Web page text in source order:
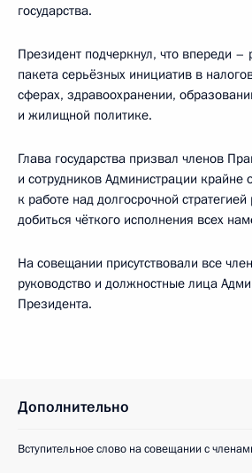
государства.
Президент подчеркнул, что впереди –
пакета серьёзных инициатив в
сферах, здравоохранении,
и жилищной политике.
Глава государства призвал членов
и сотрудников Администрации крайне
к работе над долгосрочной
добиться чёткого исполнения всех
На совещании присутствовали все
руководство и должностные лица
Президента.
Дополнительно
Вступительное слово на совещании с